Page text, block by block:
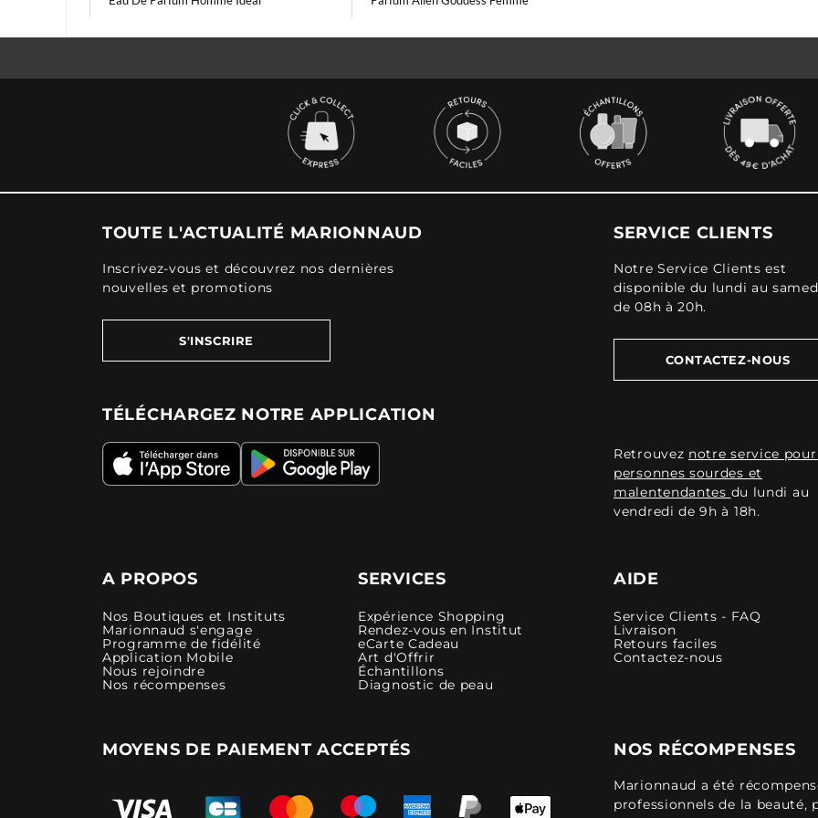
TOUTE L'ACTUALITÉ MARIONNAUD
Inscrivez-vous et découvrez nos dernières
nouvelles et promotions
S'INSCRIRE
TÉLÉCHARGEZ NOTRE APPLICATION
SERVICE CLIENTS
Notre Service Clients est
disponible du lundi au
de 08h à 20h.
CONTACTEZ-NOUS
Retrouvez notre service
personnes sourdes et
malentendantes du lundi au
vendredi de 9h à 18h.
A PROPOS
Nos Boutiques et Instituts
Marionnaud s'engage
Programme de fidélité
Application Mobile
Nous rejoindre
Nos récompenses
SERVICES
Expérience Shopping
Rendez-vous en Institut
eCarte Cadeau
Art d'Offrir
Échantillons
Diagnostic de peau
AIDE
Service Clients - FAQ
Livraison
Retours faciles
Contactez-nous
MOYENS DE PAIEMENT ACCEPTÉS NOS RÉCOMPENSES
Marionnaud a été
professionnels de la beauté,